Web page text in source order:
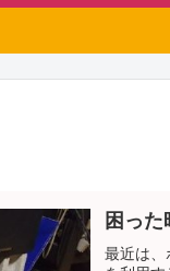
困っ
最近は、